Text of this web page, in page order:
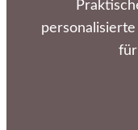
für